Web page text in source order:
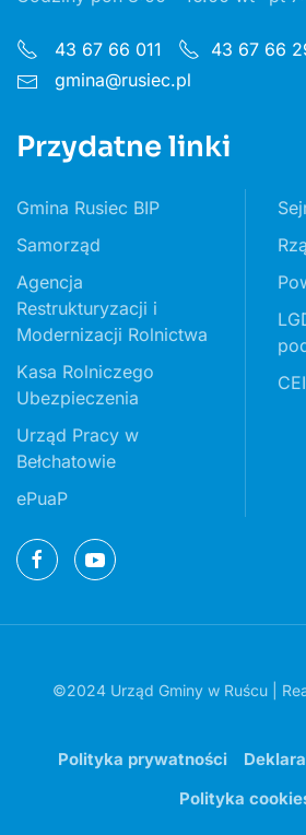
43 67 66 011
43 67 66
gmina@rusiec.pl
Przydatne linki
Gmina Rusiec BIP
Samorząd
Agencja
Restrukturyzacji i
Modernizacji Rolnictwa
Kasa Rolniczego
Ubezpieczenia
Urząd Pracy w
Bełchatowie
ePuaP
©2024 Urząd Gminy w Ruścu |
Polityka prywatności
Polityka